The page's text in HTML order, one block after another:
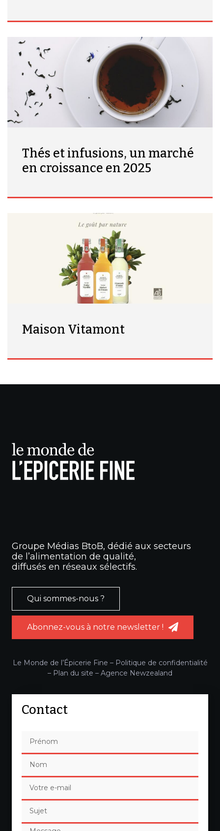
Thés et infusions, un marché
en croissance en 2025
Maison Vitamont
Groupe Médias BtoB, dédié aux secteurs
de l’alimentation de qualité,
diffusés en réseaux sélectifs.
Qui sommes-nous ?
Abonnez-vous à notre newsletter !
Le Monde de l’Épicerie Fine – Politique de confidentialité
– Plan du site – Agence Newzealand
Contact